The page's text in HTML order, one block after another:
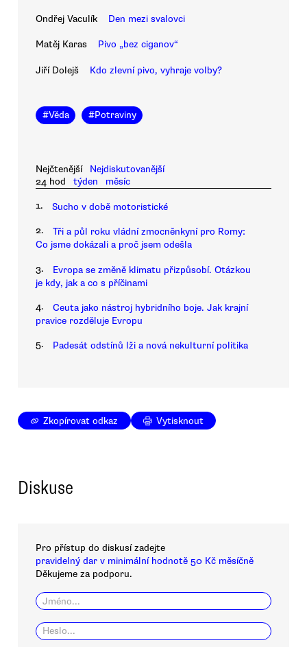
Ondřej Vaculík Den mezi svalovci
Matěj Karas Pivo „bez ciganov“
Jiří Dolejš Kdo zlevní pivo, vyhraje volby?
#Věda #Potraviny
Nejčtenější
Nejdiskutovanější
24 hod
týden měsíc
1. Sucho v době motoristické
2.
Tři a půl roku vládní zmocněnkyní pro Romy:
Co jsme dokázali a proč jsem odešla
3.
Evropa se změně klimatu přizpůsobí. Otázkou
je kdy, jak a co s příčinami
4.
Ceuta jako nástroj hybridního boje. Jak krajní
pravice rozděluje Evropu
5. Padesát odstínů lži a nová nekulturní politika
Zkopírovat odkaz Vytisknout
Diskuse
Pro přístup do diskusí zadejte
pravidelný dar v minimální hodnotě 50 Kč měsíčně
Děkujeme za podporu.